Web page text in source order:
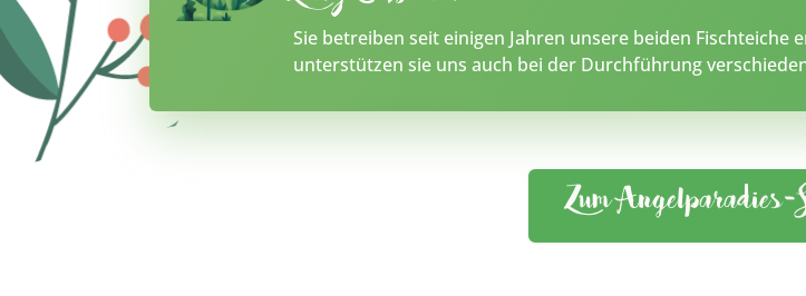
Sie betreiben seit einigen Jahren unsere beiden Fischteiche
unterstützen sie uns auch bei der Durchführung
Zum Angelparadies-